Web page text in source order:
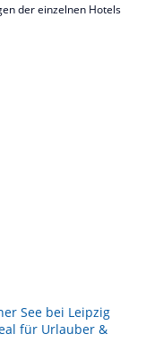
der einzelnen Hotels
See bei Leipzig
für Urlauber &